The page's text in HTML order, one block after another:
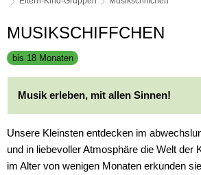
Musikschiffchen
MUSIKSCHIFFCHEN
bis 18 Monaten
Musik erleben, mit allen Sinnen!
Unsere Kleinsten entdecken im
und in liebevoller Atmosphäre die Welt der
im Alter von wenigen Monaten erkunden